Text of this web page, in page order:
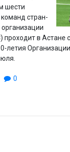
шести
стран-
в Астане
летия
0